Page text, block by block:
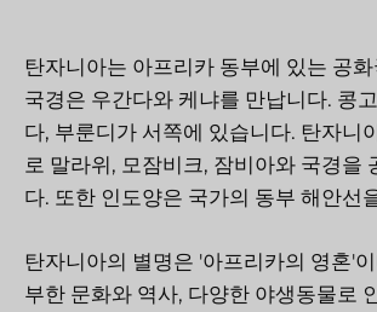
탄자니아는 아프리카 동부에 있는 공
국경은 우간다와 케냐를 만납니다. 콩
다, 부룬디가 서쪽에 있습니다. 탄자니
로 말라위, 모잠비크, 잠비아와 국경을
다. 또한 인도양은 국가의 동부 해안선
탄자니아의 별명은 '아프리카의 영혼'
부한 문화와 역사, 다양한 야생동물로